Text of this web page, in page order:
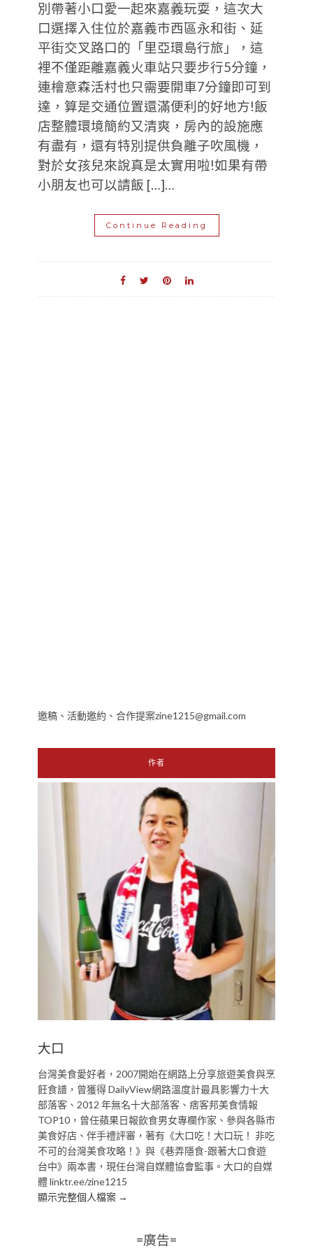
別帶著小口愛一起來嘉義玩耍，這次大
口選擇入住位於嘉義市西區永和街、延
平街交叉路口的「里亞環島行旅」，這
裡不僅距離嘉義火車站只要步行5分鐘，
連檜意森活村也只需要開車7分鐘即可到
達，算是交通位置還滿便利的好地方!飯
店整體環境簡約又清爽，房內的設施應
有盡有，還有特別提供負離子吹風機，
對於女孩兒來說真是太實用啦!如果有帶
小朋友也可以請飯 […]…
Continue Reading
邀稿、活動邀約、合作提案zine1215@gmail.com
作者
大口
台灣美食愛好者，2007開始在網路上分享旅遊美食與烹
飪食譜，曾獲得 DailyView網路溫度計最具影響力十大
部落客、2012 年無名十大部落客、痞客邦美食情報
TOP10，曾任蘋果日報飲食男女專欄作家、參與各縣市
美食好店、伴手禮評審，著有《大口吃！大口玩！ 非吃
不可的台灣美食攻略！》與《巷弄隱食-跟著大口食遊
台中》兩本書，現任台灣自媒體協會監事。大口的自媒
體 linktr.ee/zine1215
顯示完整個人檔案 →
=廣告=